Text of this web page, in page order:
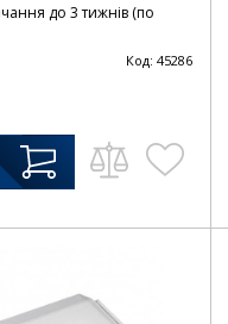
до 3 тижнів (по
Код: 45286